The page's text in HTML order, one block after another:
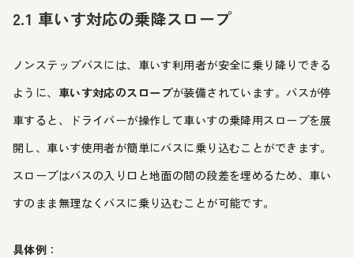
2.1 車いす対応の乗降スロープ
ノンステップバスには、車いす利用者が安全に乗り降りできる
ように、 車いす対応のスロープが装備されています。バスが停
車すると、ドライバーが操作して車いすの乗降用スロープを展
開し、車いす使用者が簡単にバスに乗り込むことができます。
スロープはバスの入り口と地面の間の段差を埋めるため、車い
すのまま無理なくバスに乗り込むことが可能です。
具体例 ：